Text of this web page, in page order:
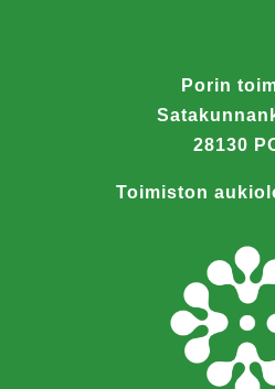
Porin
28130
Toimiston